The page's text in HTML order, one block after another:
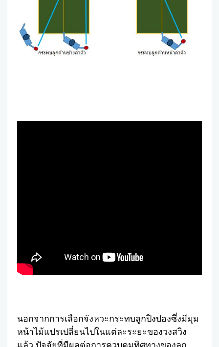
นอกจากการเลือกจังหวะกระทบลูกปิงปองซึ่งมีมุม
หน้าไม้แปรเปลี่ยนไปในแต่ละระยะของวงสวิง